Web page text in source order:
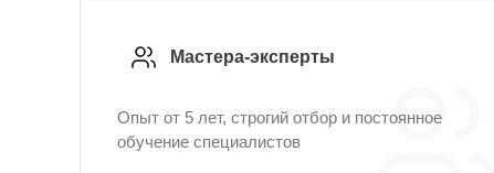
Мастера-эксперты
Опыт от 5 лет, строгий отбор и постоянное
обучение специалистов